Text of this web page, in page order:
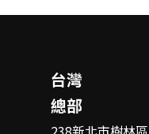
台灣
總部